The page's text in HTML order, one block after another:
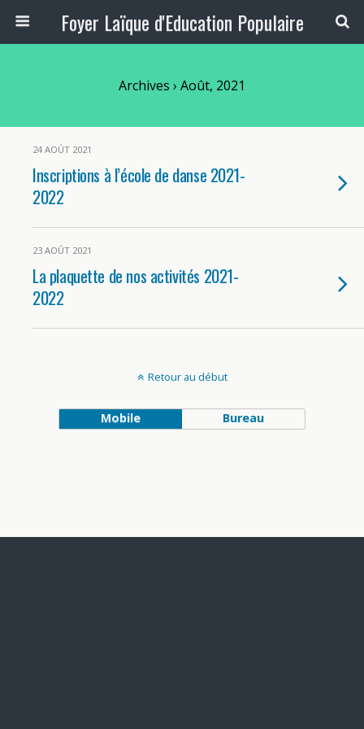
Foyer Laïque d'Education Populaire
Archives › Août, 2021
24 AOÛT 2021
Inscriptions à l’école de danse 2021-
2022
23 AOÛT 2021
La plaquette de nos activités 2021-
2022
Retour au début
Mobile Bureau